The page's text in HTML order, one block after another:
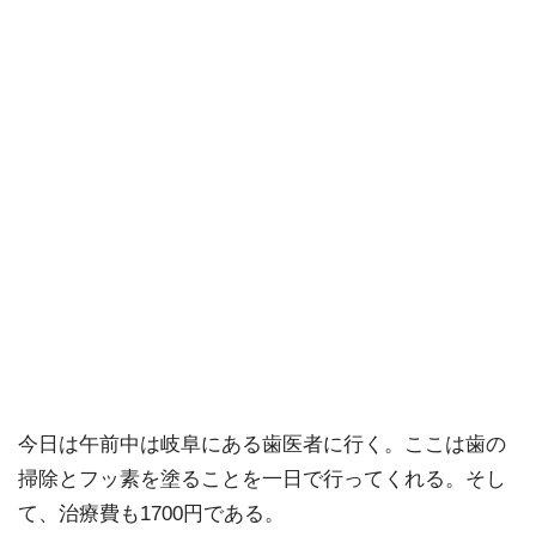
今日は午前中は岐阜にある歯医者に行く。ここは歯の
掃除とフッ素を塗ることを一日で行ってくれる。そし
て、治療費も1700円である。